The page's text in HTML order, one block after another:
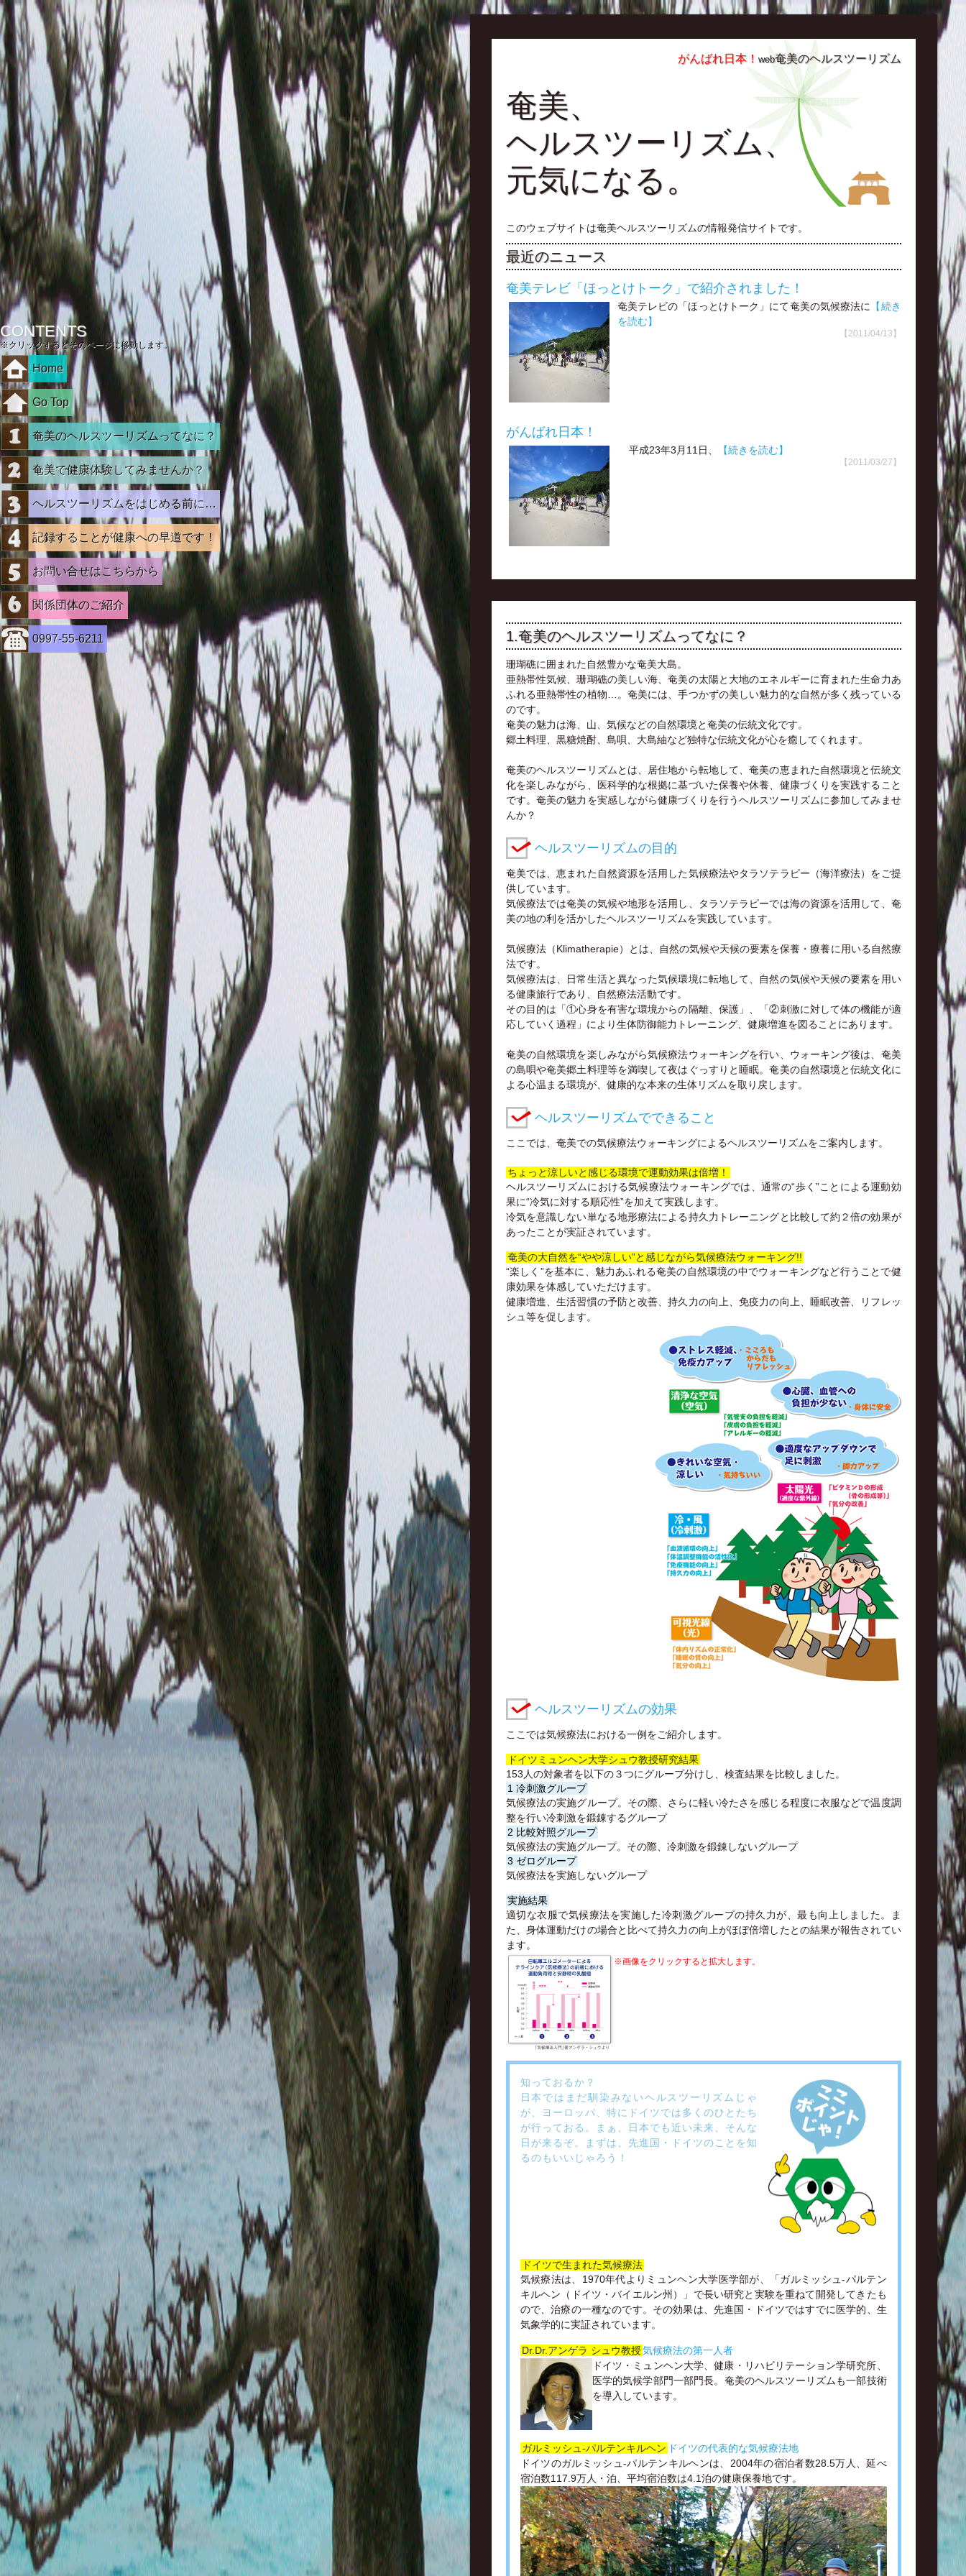
がんばれ日本！ web奄美のヘルスツーリズム
奄美、
ヘルスツーリズム、
元気になる。
このウェブサイトは奄美ヘルスツーリズムの情報発信サイトです。
CONTENTS
※クリックするとそのページに移動します。
Home
Go Top
奄美のヘルスツーリズムってなに？
奄美で健康体験してみませんか？
ヘルスツーリズムをはじめる前に…
記録することが健康への早道です！
お問い合せはこちらから
関係団体のご紹介
0997-55-6211
最近のニュース
奄美テレビ「ほっとけトーク」で紹介されました！
奄美テレビの「ほっとけトーク」にて奄美の気候療法に
【続き
を読む】
【2011/04/13】
がんばれ日本！
平成23年3月11日、 【続きを読む】
【2011/03/27】
1.奄美のヘルスツーリズムってなに？
珊瑚礁に囲まれた自然豊かな奄美大島。
亜熱帯性気候、珊瑚礁の美しい海、奄美の太陽と大地のエネルギーに育まれた生命力あ
ふれる亜熱帯性の植物…。奄美には、手つかずの美しい魅力的な自然が多く残っている
のです。
奄美の魅力は海、山、気候などの自然環境と奄美の伝統文化です。
郷土料理、黒糖焼酎、島唄、大島紬など独特な伝統文化が心を癒してくれます。
奄美のヘルスツーリズムとは、居住地から転地して、奄美の恵まれた自然環境と伝統文
化を楽しみながら、医科学的な根拠に基づいた保養や休養、健康づくりを実践すること
です。奄美の魅力を実感しながら健康づくりを行うヘルスツーリズムに参加してみませ
んか？
ヘルスツーリズムの目的
奄美では、恵まれた自然資源を活用した気候療法やタラソテラピー（海洋療法）をご提
供しています。
気候療法では奄美の気候や地形を活用し、タラソテラピーでは海の資源を活用して、奄
美の地の利を活かしたヘルスツーリズムを実践しています。
気候療法（Klimatherapie）とは、自然の気候や天候の要素を保養・療養に用いる自然療
法です。
気候療法は、日常生活と異なった気候環境に転地して、自然の気候や天候の要素を用い
る健康旅行であり、自然療法活動です。
その目的は「①心身を有害な環境からの隔離、保護」、「②刺激に対して体の機能が適
応していく過程」により生体防御能力トレーニング、健康増進を図ることにあります。
奄美の自然環境を楽しみながら気候療法ウォーキングを行い、ウォーキング後は、奄美
の島唄や奄美郷土料理等を満喫して夜はぐっすりと睡眠。奄美の自然環境と伝統文化に
よる心温まる環境が、健康的な本来の生体リズムを取り戻します。
ヘルスツーリズムでできること
ここでは、奄美での気候療法ウォーキングによるヘルスツーリズムをご案内します。
ちょっと涼しいと感じる環境で運動効果は倍増！
ヘルスツーリズムにおける気候療法ウォーキングでは、通常の“歩く”ことによる運動効
果に“冷気に対する順応性”を加えて実践します。
冷気を意識しない単なる地形療法による持久力トレーニングと比較して約２倍の効果が
あったことが実証されています。
奄美の大自然を“やや涼しい”と感じながら気候療法ウォーキング!!
“楽しく”を基本に、魅力あふれる奄美の自然環境の中でウォーキングなど行うことで健
康効果を体感していただけます。
健康増進、生活習慣の予防と改善、持久力の向上、免疫力の向上、睡眠改善、リフレッ
シュ等を促します。
ヘルスツーリズムの効果
ここでは気候療法における一例をご紹介します。
ドイツミュンヘン大学シュウ教授研究結果
153人の対象者を以下の３つにグループ分けし、検査結果を比較しました。
1 冷刺激グループ
気候療法の実施グループ。その際、さらに軽い冷たさを感じる程度に衣服などで温度調
整を行い冷刺激を鍛錬するグループ
2 比較対照グループ
気候療法の実施グループ。その際、冷刺激を鍛錬しないグループ
3 ゼログループ
気候療法を実施しないグループ
実施結果
適切な衣服で気候療法を実施した冷刺激グループの持久力が、最も向上しました。ま
た、身体運動だけの場合と比べて持久力の向上がほぼ倍増したとの結果が報告されてい
ます。
※画像をクリックすると拡大します。
知っておるか？
日本ではまだ馴染みないヘルスツーリズムじゃ
が、ヨーロッパ、特にドイツでは多くのひとたち
が行っておる。まぁ、日本でも近い未来、そんな
日が来るぞ。まずは、先進国・ドイツのことを知
るのもいいじゃろう！
ドイツで生まれた気候療法
気候療法は、1970年代よりミュンヘン大学医学部が、「ガルミッシュ-パルテン
キルヘン（ドイツ・バイエルン州）」で長い研究と実験を重ねて開発してきたも
ので、治療の一種なのです。その効果は、先進国・ドイツではすでに医学的、生
気象学的に実証されています。
Dr.Dr.アンゲラ シュウ教授気候療法の第一人者
ドイツ・ミュンヘン大学、健康・リハビリテーション学研究所、
医学的気候学部門一部門長。奄美のヘルスツーリズムも一部技術
を導入しています。
ガルミッシュ-パルテンキルヘン ドイツの代表的な気候療法地
ドイツのガルミッシュ-パルテンキルヘンは、2004年の宿泊者数28.5万人、延べ
宿泊数117.9万人・泊、平均宿泊数は4.1泊の健康保養地です。